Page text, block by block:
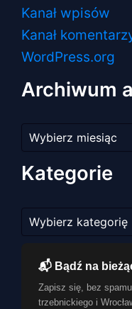
Kanał wpisów
Kanał
WordPress.org
Archiwum
artykułów
Kategorie
📬 Bądź na
Zapisz się, bez
trzebnickiego i